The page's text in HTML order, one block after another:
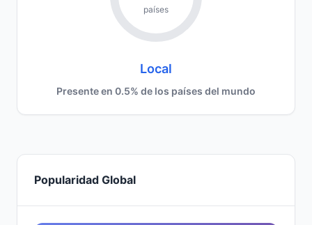
países
Local
Presente en 0.5% de los países del mundo
Popularidad Global